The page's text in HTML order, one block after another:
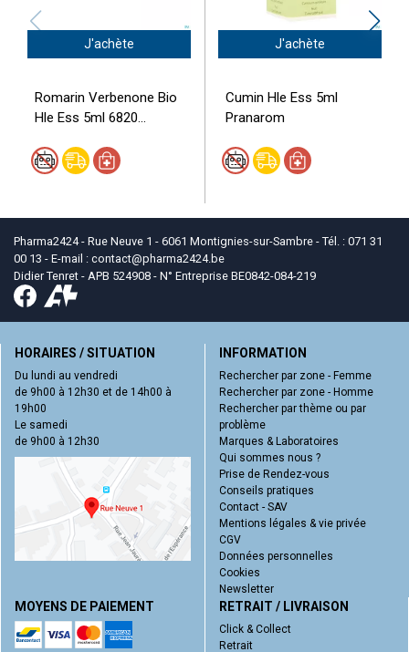
J'achète
Romarin Verbenone Bio
Hle Ess 5ml 6820...
J'achète
Cumin Hle Ess 5ml
Pranarom
Pharma2424 - Rue Neuve 1 - 6061 Montignies-sur-Sambre - Tél. : 071 31
00 13 - E-mail : contact@pharma2424.be
Didier Tenret - APB 524908 - N° Entreprise BE0842-084-219
HORAIRES / SITUATION
Du lundi au vendredi
de 9h00 à 12h30 et de 14h00 à
19h00
Le samedi
de 9h00 à 12h30
INFORMATION
Rechercher par zone - Femme
Rechercher par zone - Homme
Rechercher par thème ou par
problème
Marques & Laboratoires
Qui sommes nous ?
Prise de Rendez-vous
Conseils pratiques
Contact - SAV
Mentions légales & vie privée
CGV
Données personnelles
Cookies
Newsletter
MOYENS DE PAIEMENT RETRAIT / LIVRAISON
Click & Collect
Retrait